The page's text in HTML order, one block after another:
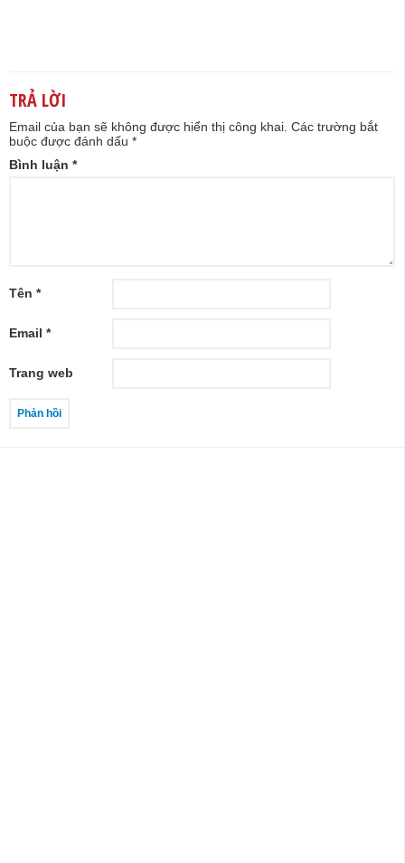
TRẢ LỜI
Email của bạn sẽ không được hiển thị công khai. Các trường bắt
buộc được đánh dấu *
Bình luận *
Tên *
Email *
Trang web